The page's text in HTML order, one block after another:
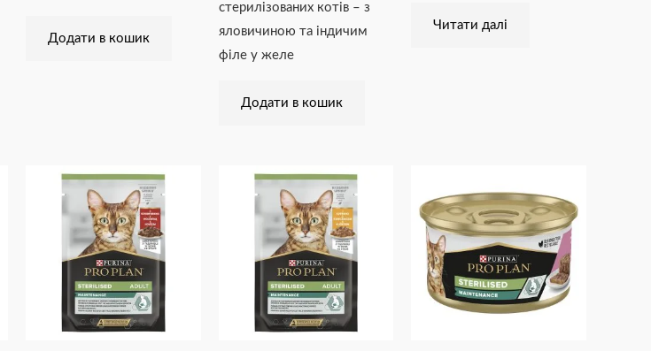
Додати в кошик
стерилізованих котів – з
яловичиною та індичим
філе у желе
Додати в кошик
Читати далі